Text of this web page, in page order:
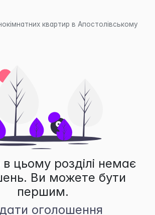
квартир в Апостолівському
цьому розділі немає
Ви можете бути
першим.
оголошення